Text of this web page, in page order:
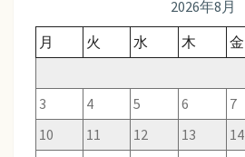
2026年8月
月
火 水 木 金
3
4 5 6 7
10
11 12 13 14